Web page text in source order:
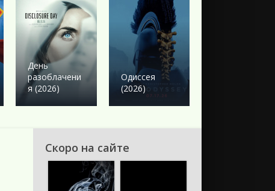
Триллеры
Боевик
День
разоблачени
я (2026)
Одиссея
(2026)
Скоро на сайте